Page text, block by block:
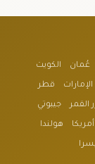
عُمان الكويت
الإمارات قطر
القمر جيبوتي
أمريكا هولندا